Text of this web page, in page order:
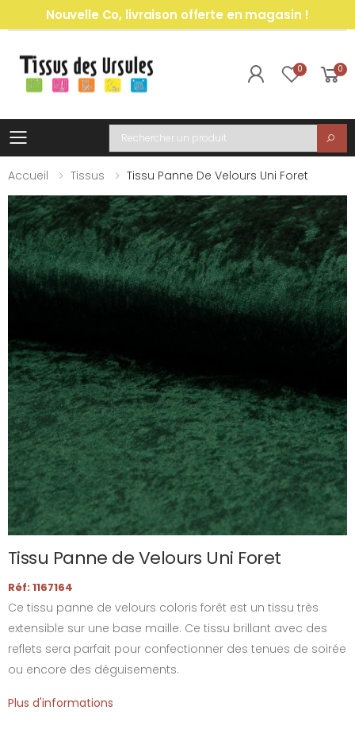
Nouvelle Co, livraison offerte en magasin !
0 0
Toggle mobile menu
Recherche
Accueil
Tissus Tissu Panne De Velours Uni Foret
Tissu Panne de Velours Uni Foret
Réf: 1167164
Ce tissu panne de velours coloris forêt est un tissu très
extensible sur une base maille. Ce tissu brillant avec des
reflets sera parfait pour confectionner des tenues de soirée
ou encore des déguisements.
Plus d'informations